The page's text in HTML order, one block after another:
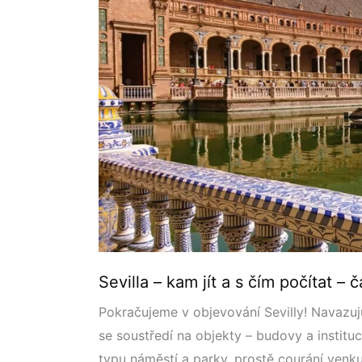
Sevilla – kam jít a s čím počítat –
Pokračujeme v objevování Sevilly!
se soustředí na objekty – budovy a
typu náměstí a parky, prostě courání
jít
a
s čím
počítat
–
část
II.